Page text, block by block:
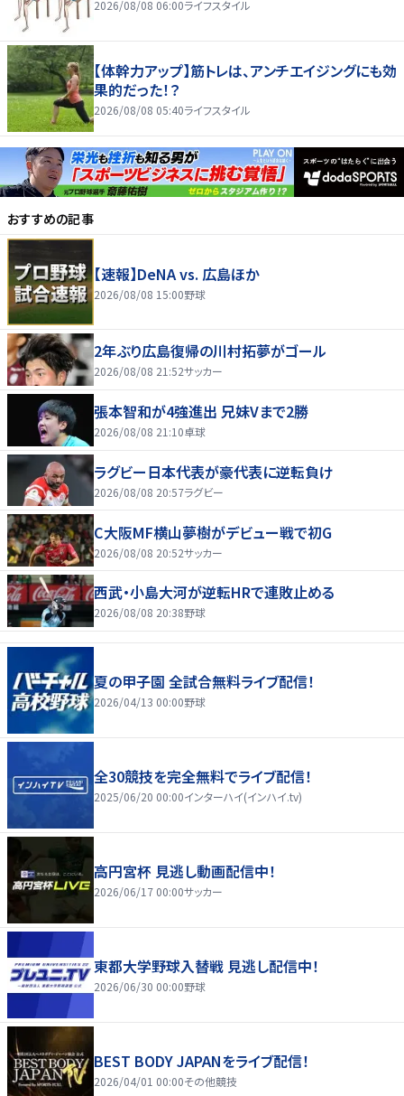
2026/08/08 06:00ライフスタイル
【体幹力アップ】筋トレは、アンチエイジングにも効
果的だった！？
2026/08/08 05:40ライフスタイル
おすすめの記事
【速報】DeNA vs. 広島ほか
2026/08/08 15:00野球
2年ぶり広島復帰の川村拓夢がゴール
2026/08/08 21:52サッカー
張本智和が4強進出 兄妹Vまで2勝
2026/08/08 21:10卓球
ラグビー日本代表が豪代表に逆転負け
2026/08/08 20:57ラグビー
C大阪MF横山夢樹がデビュー戦で初G
2026/08/08 20:52サッカー
西武・小島大河が逆転HRで連敗止める
2026/08/08 20:38野球
夏の甲子園 全試合無料ライブ配信！
2026/04/13 00:00野球
全30競技を完全無料でライブ配信！
2025/06/20 00:00インターハイ(インハイ.tv)
高円宮杯 見逃し動画配信中！
2026/06/17 00:00サッカー
東都大学野球入替戦 見逃し配信中！
2026/06/30 00:00野球
BEST BODY JAPANをライブ配信！
2026/04/01 00:00その他競技